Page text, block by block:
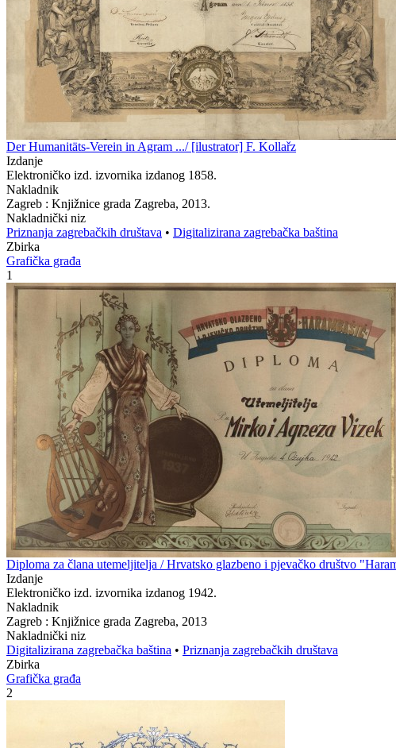
Der Humanitäts-Verein in Agram .../ [ilustrator] F. Kollařz
Izdanje
Elektroničko izd. izvornika izdanog 1858.
Nakladnik
Zagreb : Knjižnice grada Zagreba, 2013.
Nakladnički niz
Priznanja zagrebačkih društava • Digitalizirana zagrebačka baština
Zbirka
Grafička građa
1
Diploma za člana utemeljitelja / Hrvatsko glazbeno i pjevačko društvo
Izdanje
Elektroničko izd. izvornika izdanog 1942.
Nakladnik
Zagreb : Knjižnice grada Zagreba, 2013
Nakladnički niz
Digitalizirana zagrebačka baština • Priznanja zagrebačkih društava
Zbirka
Grafička građa
2